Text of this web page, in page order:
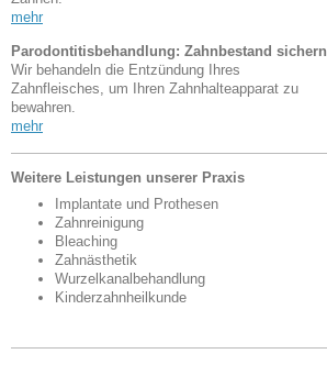
mehr
Parodontitisbehandlung: Zahnbestand sichern
Wir behandeln die Entzündung Ihres
Zahnfleisches, um Ihren Zahnhalteapparat zu
bewahren.
mehr
Weitere Leistungen unserer Praxis
Implantate und Prothesen
Zahnreinigung
Bleaching
Zahnästhetik
Wurzelkanalbehandlung
Kinderzahnheilkunde